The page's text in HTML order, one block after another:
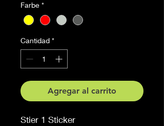
Farbe *
Cantidad *
Agregar al carrito
Stier 1 Sticker